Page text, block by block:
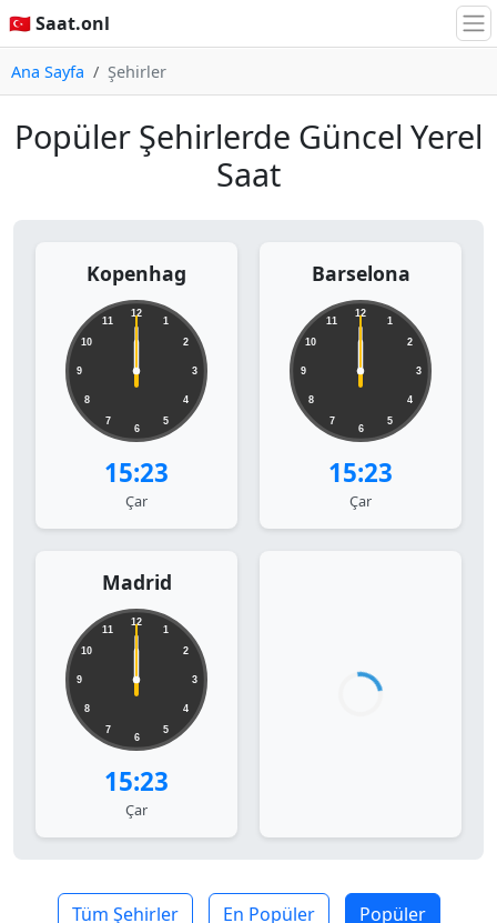
🇹🇷 Saat.onl
Ana Sayfa Şehirler
Popüler Şehirlerde Güncel Yerel
Saat
Kopenhag
12
1
2
3
4
5
6
7
8
9
10
11
15:23
Çar
Barselona
12
1
2
3
4
5
6
7
8
9
10
11
15:23
Çar
Madrid
12
1
2
3
4
5
6
7
8
9
10
11
15:23
Çar
Tüm Şehirler En Popüler
Popüler